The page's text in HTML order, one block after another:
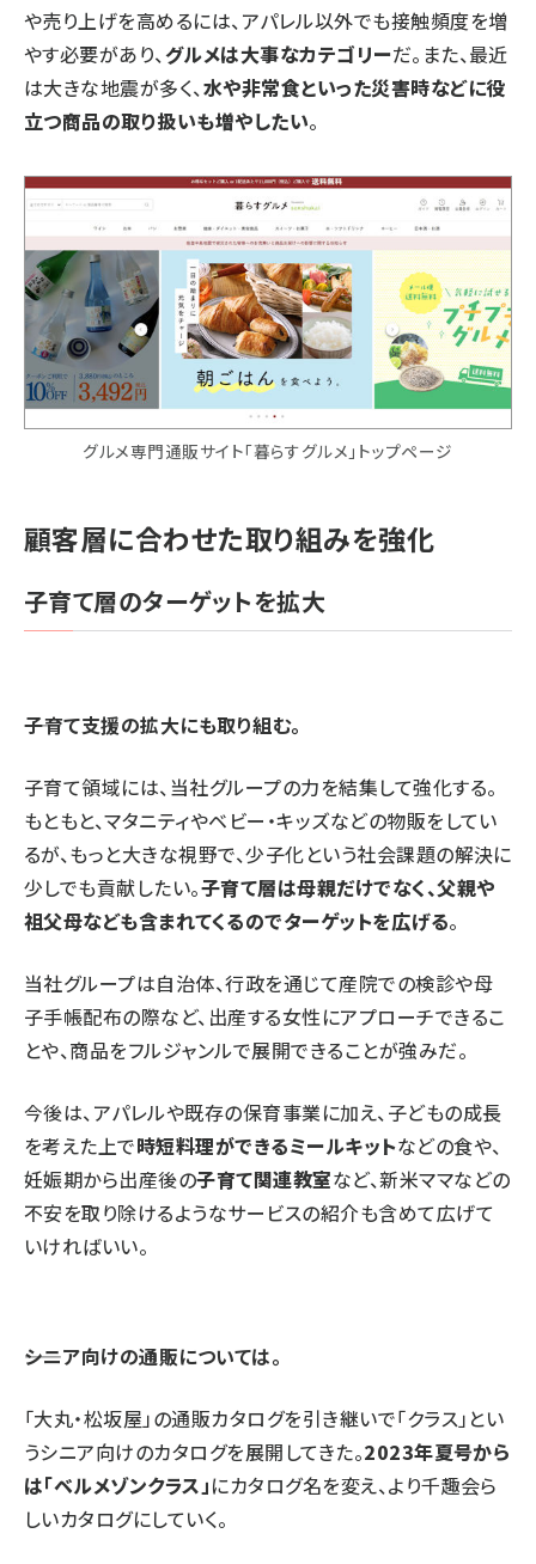
や売り上げを高めるには、アパレル以外でも接触頻度を増
やす必要があり、グルメは大事なカテゴリーだ。また、最近
は大きな地震が多く、水や非常食といった災害時などに役
立つ商品の取り扱いも増やしたい。
グルメ専門通販サイト「暮らすグルメ」トップページ
顧客層に合わせた取り組みを強化
子育て層のターゲットを拡大
――子育て支援の拡大にも取り組む。
子育て領域には、当社グループの力を結集して強化する。
もともと、マタニティやベビー・キッズなどの物販をしてい
るが、もっと大きな視野で、少子化という社会課題の解決に
少しでも貢献したい。子育て層は母親だけでなく、父親や
祖父母なども含まれてくるのでターゲットを広げる。
当社グループは自治体、行政を通じて産院での検診や母
子手帳配布の際など、出産する女性にアプローチできるこ
とや、商品をフルジャンルで展開できることが強みだ。
今後は、アパレルや既存の保育事業に加え、子どもの成長
を考えた上で時短料理ができるミールキットなどの食や、
妊娠期から出産後の子育て関連教室など、新米ママなどの
不安を取り除けるようなサービスの紹介も含めて広げて
いければいい。
――シニア向けの通販については。
「大丸・松坂屋」の通販カタログを引き継いで「クラス」とい
うシニア向けのカタログを展開してきた。2023年夏号から
は「ベルメゾンクラス」にカタログ名を変え、より千趣会ら
しいカタログにしていく。